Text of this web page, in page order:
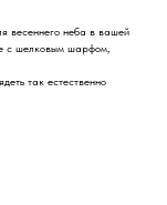
весеннего неба в вашей
с шелковым шарфом,
так естественно